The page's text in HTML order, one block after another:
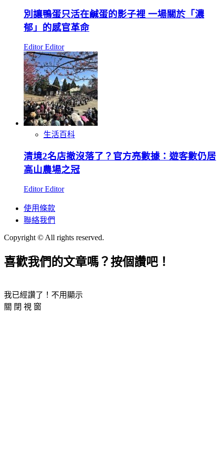
別讓鴨蛋只活在鹹蛋的影子裡 一場關於「濃
郁」的感官革命
Editor Editor
生活百科
清境2名店撤沒落了？官方亮數據：遊客數仍居
高山農場之冠
Editor Editor
使用條款
聯絡我們
Copyright © All rights reserved.
喜歡我們的文章嗎？按個讚吧！
我已經讚了！不用顯示
關 閉 視 窗